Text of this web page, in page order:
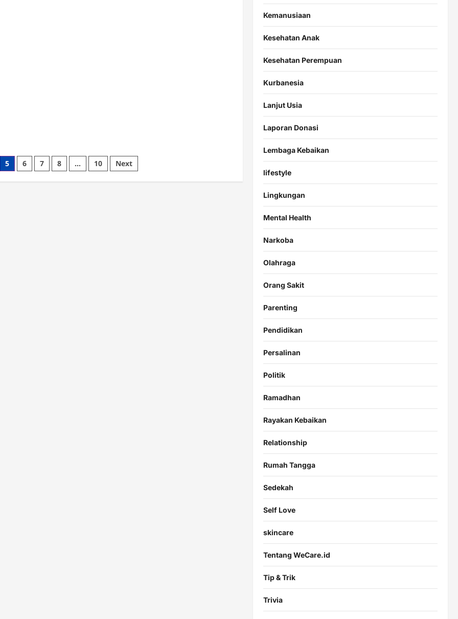
5 6 7 8 … 10 Next
Kemanusiaan
Kesehatan Anak
Kesehatan Perempuan
Kurbanesia
Lanjut Usia
Laporan Donasi
Lembaga Kebaikan
lifestyle
Lingkungan
Mental Health
Narkoba
Olahraga
Orang Sakit
Parenting
Pendidikan
Persalinan
Politik
Ramadhan
Rayakan Kebaikan
Relationship
Rumah Tangga
Sedekah
Self Love
skincare
Tentang WeCare.id
Tip & Trik
Trivia